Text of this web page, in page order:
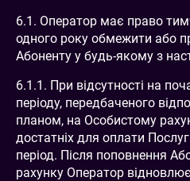
6.1. Оператор має право
одного року обмежити або
Абоненту у будь-якому з
6.1.1. При відсутності на
періоду, передбаченого
планом, на Особистому
достатніх для оплати
період. Після поповнення
рахунку Оператор